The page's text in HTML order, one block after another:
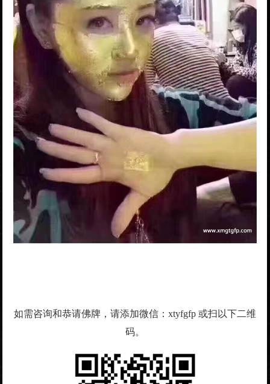
如需咨询和恭请佛牌，请添加微信：xtyfgfp 或扫以下二维
码。